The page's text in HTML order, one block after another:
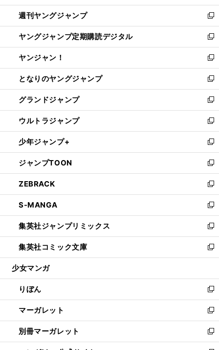
開
く
ウ
で
開
く
ン
ド
ウ
で
開
く
ウ
ィ
ン
ド
ウ
で
開
く
週刊ヤングジャンプ
新
し
い
ウ
ィ
ン
ド
ウ
で
開
く
ヤングジャンプ定期購読デジタル
新
し
い
ウ
ィ
ン
ド
ウ
で
開
く
ヤンジャン！
新
し
い
ウ
ィ
ン
ド
ウ
で
開
く
となりのヤングジャンプ
新
し
い
ウ
ィ
ン
ド
ウ
で
開
く
グランドジャンプ
新
し
い
ウ
ィ
ン
ド
ウ
で
開
く
ウルトラジャンプ
新
し
い
ウ
ィ
ン
ド
ウ
で
開
く
少年ジャンプ+
新
し
い
ウ
ィ
ン
ド
ウ
で
開
く
ジャンプTOON
新
し
い
ウ
ィ
ン
ド
ウ
で
開
ZEBRACK
新
し
い
ウ
ィ
ン
ド
ウ
開
く
S-MANGA
新
し
い
ウ
ィ
ン
ウ
で
開
く
集英社ジャンプリミックス
新
し
い
ウ
ン
ド
ウ
で
開
く
集英社コミック文庫
新
し
ウ
ィ
ン
ド
ウ
で
開
少女マンガ
りぼん
新
し
い
ウ
ィ
ン
マーガレット
新
し
い
ウ
別冊マーガレット
新
し